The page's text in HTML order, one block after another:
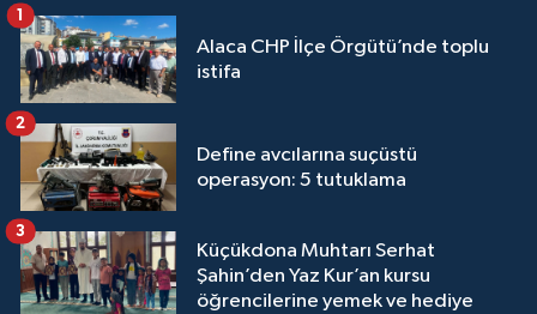
Alaca CHP İlçe Örgütü’nde toplu
istifa
1
Define avcılarına suçüstü
operasyon: 5 tutuklama
2
Küçükdona Muhtarı Serhat
Şahin’den Yaz Kur’an kursu
öğrencilerine yemek ve hediye
3